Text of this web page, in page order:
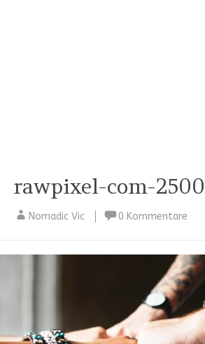
rawpixel-com-
Nomadic Vic 0 Kommentare